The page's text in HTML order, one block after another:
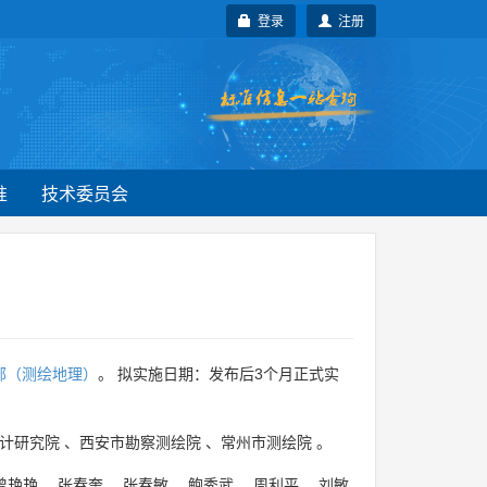
注册
登录
技术委员会
测绘地理） 。 拟实施日期：发布后3个月正式实
研究院 、 西安市勘察测绘院 、 常州市测绘院 。